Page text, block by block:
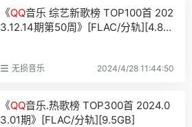
《QQ音乐 综艺新歌榜 TOP100首 202
3.12.14期第50周》[FLAC/分轨][4.8G
无损音乐 2024/4/28 11:44:50
《QQ音乐.热歌榜 TOP300首 2024.0
3.01期》[FLAC/分轨][9.5GB]